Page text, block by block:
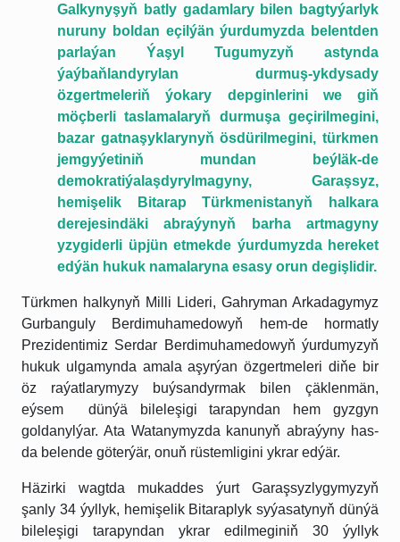
Galkynyşyň batly gadamlary bilen bagtyýarlyk
nuruny boldan eçilýän ýurdumyzda belentden
parlaýan Ýaşyl Tugumyzyň astynda
ýaýbaňlandyrylan durmuş-ykdysady
özgertmeleriň ýokary depginlerini we giň
möçberli taslamalaryň durmuşa geçirilmegini,
bazar gatnaşyklarynyň ösdürilmegini, türkmen
jemgyýetiniň mundan beýläk-de
demokratiýalaşdyrylmagyny, Garaşsyz,
hemişelik Bitarap Türkmenistanyň halkara
derejesindäki abraýynyň barha artmagyny
yzygiderli üpjün etmekde ýurdumyzda hereket
edýän hukuk namalaryna esasy orun degişlidir.
Türkmen halkynyň Milli Lideri, Gahryman Arkadagymyz
Gurbanguly Berdimuhamedowyň hem-de hormatly
Prezidentimiz Serdar Berdimuhamedowyň ýurdumyzyň
hukuk ulgamynda amala aşyrýan özgertmeleri diňe bir
öz raýatlarymyzy buýsandyrmak bilen çäklenmän,
eýsem dünýä bileleşigi tarapyndan hem gyzgyn
goldanylýar. Ata Watanymyzda kanunyň abraýyny has-
da belende göterýär, onuň rüstemligini ykrar edýär.
Häzirki wagtda mukaddes ýurt Garaşsyzlygymyzyň
şanly 34 ýyllyk, hemişelik Bitaraplyk syýasatynyň dünýä
bileleşigi tarapyndan ykrar edilmeginiň 30 ýyllyk